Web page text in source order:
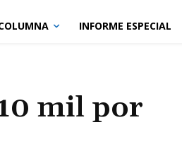
INFORME ESPECIAL
mil por